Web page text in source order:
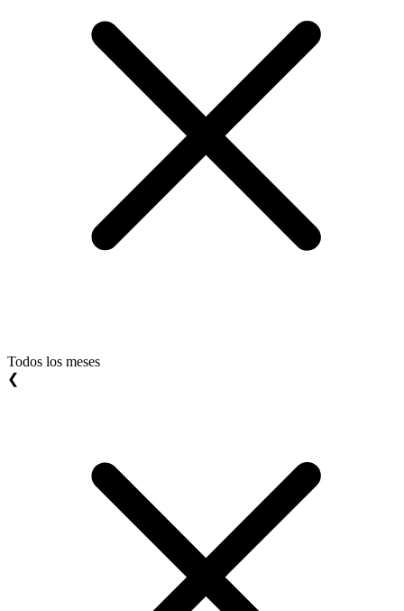
Todos los meses
❮